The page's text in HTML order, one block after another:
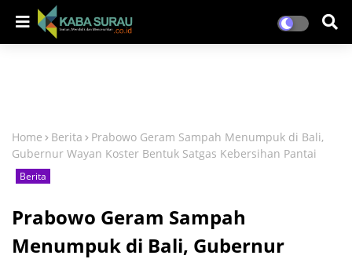
Home Berita
Prabowo Geram Sampah Menumpuk di Bali,
Gubernur Wayan Koster Bentuk Satgas Kebersihan Pantai
Berita
Prabowo Geram Sampah
Menumpuk di Bali, Gubernur